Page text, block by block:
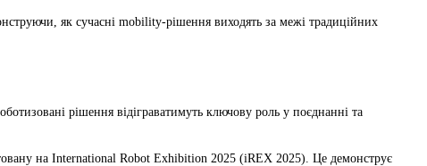
як сучасні mobility-рішення виходять за межі традиційних
рішення відіграватимуть ключову роль у поєднанні та
на International Robot Exhibition 2025 (iREX 2025). Це демонструє